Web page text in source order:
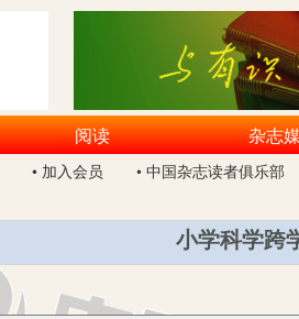
阅读 杂志
• 加入会员 • 中国杂志读者俱乐部
小学科学跨